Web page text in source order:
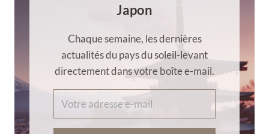
Japon
Chaque semaine, les dernières
actualités du pays du soleil-levant
directement dans votre boîte e-mail.